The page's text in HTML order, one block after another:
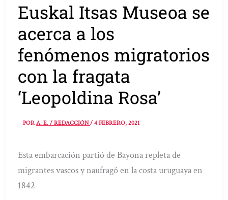
Euskal Itsas Museoa se
acerca a los
fenómenos migratorios
con la fragata
‘Leopoldina Rosa’
PORA. E. / REDACCIÓN/4 FEBRERO, 2021
Esta embarcación partió de Bayona repleta de
migrantes vascos y naufragó en la costa uruguaya en
1842